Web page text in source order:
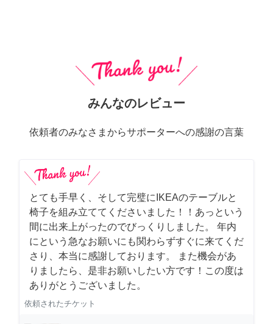
みんなのレビュー
依頼者のみなさまからサポーターへの感謝の言葉
とても手早く、そして完璧にIKEAのテーブルと
椅子を組み立ててくださいました！！あっという
間に出来上がったのでびっくりしました。 年内
にという急なお願いにも関わらずすぐに来てくだ
さり、本当に感謝しております。 また機会があ
りましたら、是非お願いしたい方です！この度は
ありがとうございました。
依頼されたチケット